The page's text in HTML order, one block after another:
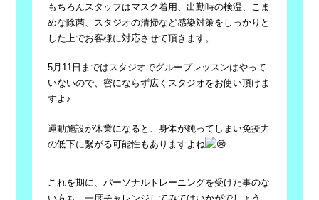
もちろんスタッフはマスク着用、出勤時の検温、こま
めな除菌、ス タジオの清掃など感染対策をしっかりと
した上でお客様に対応させて頂きます。
5月11日まではスタジオでグループレッスンはやって
いないので、密にならず広くスタジオをお使い頂けま
すよ♪
運動施設が休業になると、身体が鈍ってしまい免疫力
の低下に繋がる可能性もありますよね
これを期に、パーソナルトレーニングを受けた事のな